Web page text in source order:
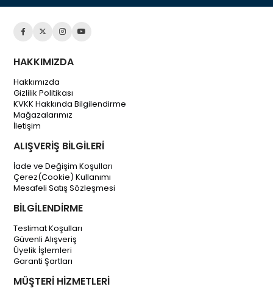
HAKKIMIZDA
Hakkımızda
Gizlilik Politikası
KVKK Hakkında Bilgilendirme
Mağazalarımız
İletişim
ALIŞVERİŞ BİLGİLERİ
İade ve Değişim Koşulları
Çerez(Cookie) Kullanımı
Mesafeli Satış Sözleşmesi
BİLGİLENDİRME
Teslimat Koşulları
Güvenli Alışveriş
Üyelik İşlemleri
Garanti Şartları
MÜŞTERİ HİZMETLERİ